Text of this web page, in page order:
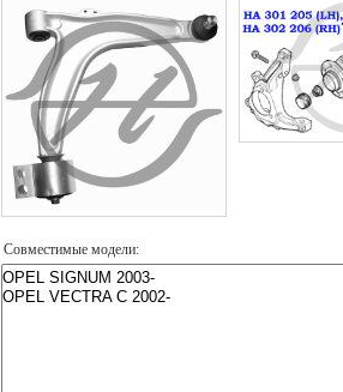
Совместимые модели: